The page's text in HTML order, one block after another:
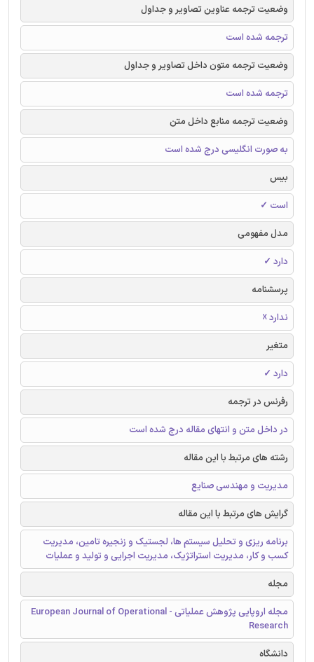
وضعیت ترجمه عناوین تصاویر و جداول
ترجمه شده است
وضعیت ترجمه متون داخل تصاویر و جداول
ترجمه شده است
وضعیت ترجمه منابع داخل متن
به صورت انگلیسی درج شده است
بیس
است ✓
مدل مفهومی
دارد ✓
پرسشنامه
ندارد ☓
متغیر
دارد ✓
رفرنس در ترجمه
در داخل متن و انتهای مقاله درج شده است
رشته های مرتبط با این مقاله
مدیریت و مهندسی صنایع
گرایش های مرتبط با این مقاله
برنامه ریزی و تحلیل سیستم ها، لجستیک و زنجیره تامین، مدیریت
کسب و کار، مدیریت استراتژیک، مدیریت اجرایی و تولید و عملیات
مجله
مجله اروپایی پژوهش عملیاتی - European Journal of Operational
Research
دانشگاه